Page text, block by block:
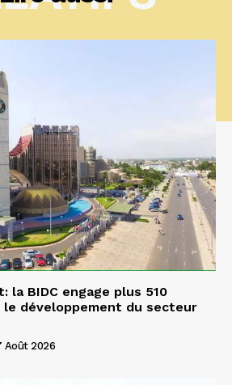
la BIDC engage plus 510
le développement du secteur
Août 2026